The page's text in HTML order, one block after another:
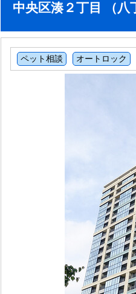
中央区湊２丁目 （八
ペット相談 オートロック